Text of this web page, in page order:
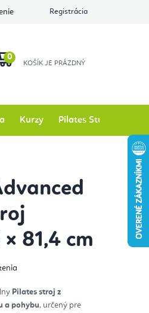
Registrácia
Kurzy Pilates Studio
81,4 cm
Pilates stroj z
a pohybu, určený pre